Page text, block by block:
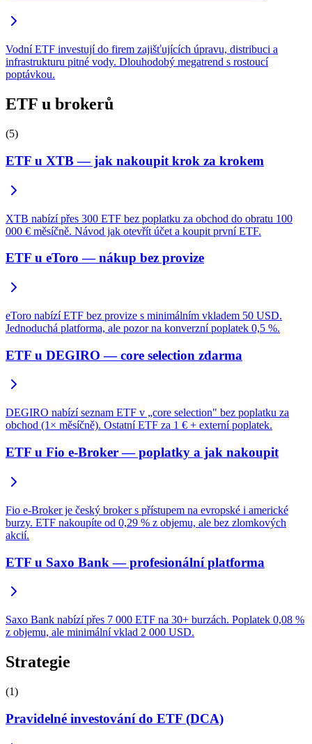
Vodní ETF investují do firem zajišťujících úpravu, distribuci a
infrastrukturu pitné vody. Dlouhodobý megatrend s rostoucí
poptávkou.
ETF u brokerů
(5)
ETF u XTB — jak nakoupit krok za krokem
XTB nabízí přes 300 ETF bez poplatku za obchod do obratu 100
000 € měsíčně. Návod jak otevřít účet a koupit první ETF.
ETF u eToro — nákup bez provize
eToro nabízí ETF bez provize s minimálním vkladem 50 USD.
Jednoduchá platforma, ale pozor na konverzní poplatek 0,5 %.
ETF u DEGIRO — core selection zdarma
DEGIRO nabízí seznam ETF v „core selection" bez poplatku za
obchod (1× měsíčně). Ostatní ETF za 1 € + externí poplatek.
ETF u Fio e-Broker — poplatky a jak nakoupit
Fio e-Broker je český broker s přístupem na evropské i americké
burzy. ETF nakoupíte od 0,29 % z objemu, ale bez zlomkových
akcií.
ETF u Saxo Bank — profesionální platforma
Saxo Bank nabízí přes 7 000 ETF na 30+ burzách. Poplatek 0,08 %
z objemu, ale minimální vklad 2 000 USD.
Strategie
(1)
Pravidelné investování do ETF (DCA)